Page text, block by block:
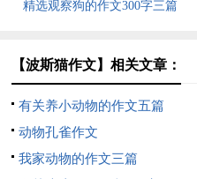
精选观察狗的作文300字三篇
【波斯猫作文】相关文章：
有关养小动物的作文五篇
动物孔雀作文
我家动物的作文三篇